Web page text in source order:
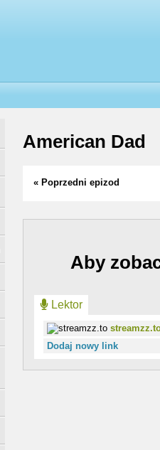
American Dad
« Poprzedni epizod
Aby
Lektor
Dodaj nowy link